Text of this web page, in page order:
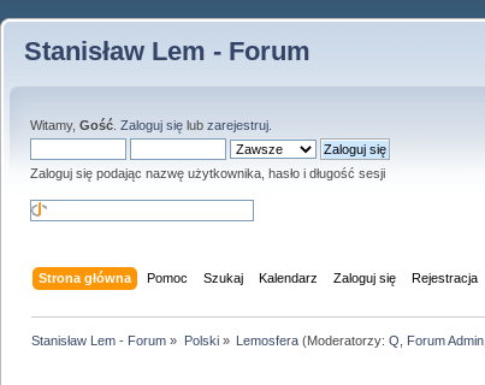
Stanisław Lem - Forum
Witamy, Gość Zaloguj się lub zarejestruj
Zaloguj się podając nazwę użytkownika, hasło i długość sesji
Strona główna Pomoc Szukaj Kalendarz Zaloguj się Rejestracja
Stanisław Lem - Forum » Polski» Lemosfera(Moderatorzy: Q Forum Admin,